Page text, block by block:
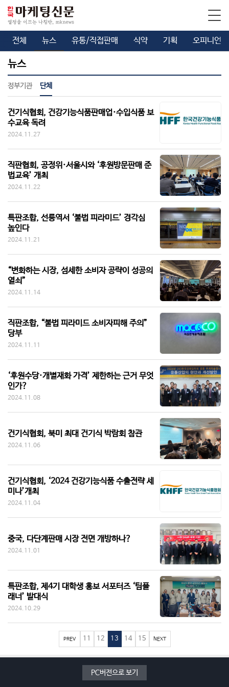
전체 뉴스 유통/직접판매 식약 기획 오피니언
뉴스
정부기관 단체
건기식협회, 건강기능식품판매업·수입식품 보
수교육 독려
2024.11.27
직판협회, 공정위·서울시와 ‘후원방문판매 준
법교육’ 개최
2024.11.22
특판조합, 선릉역서 ‘불법 피라미드’ 경각심
높인다
2024.11.21
“변화하는 시장, 섬세한 소비자 공략이 성공의
열쇠”
2024.11.14
직판조합, “불법 피라미드 소비자피해 주의”
당부
2024.11.11
‘후원수당·개별재화 가격’ 제한하는 근거 무엇
인가?
2024.11.08
건기식협회, 북미 최대 건기식 박람회 참관
2024.11.06
건기식협회, ‘2024 건강기능식품 수출전략 세
미나’개최
2024.11.04
중국, 다단계판매 시장 전면 개방하나?
2024.11.01
특판조합, 제4기 대학생 홍보 서포터즈 ‘팀플
래너’ 발대식
2024.10.29
PREV 11 12 13 14 15 NEXT
PC버전으로 보기